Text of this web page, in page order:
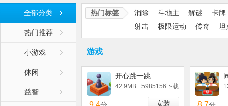
全部分类
热门推荐
小游戏
休闲
益智
热门标签 消除 斗地主 解谜
卡牌
射击
极限运动 传奇 坦
游戏
开心跳一跳
42.9MB 5985156下载
安装